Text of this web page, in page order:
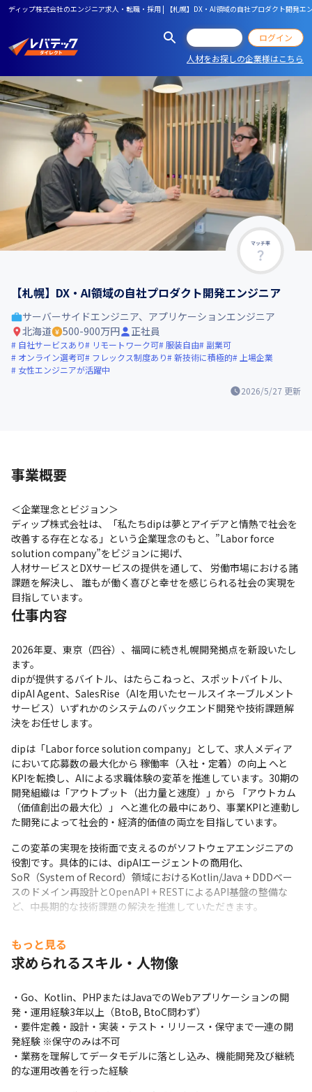
ディップ株式会社のエンジニア求人・転職・採用 | 【札幌】DX・AI領域の自社プロダクト開発エ
ログイン
人材をお探しの企業様はこちら
マッチ率
【札幌】DX・AI領域の自社プロダクト開発エンジニア
2026/5/27 更新
サーバーサイドエンジニア、アプリケーションエンジニア
北海道
500-900万円 正社員
自社サービスあり リモートワーク可 服装自由
副業可
オンライン選考可
フレックス制度あり 新技術に積極的
上場企業
女性エンジニアが活躍中
事業概要
＜企業理念とビジョン＞
ディップ株式会社は、「私たちdipは夢とアイデアと情熱で社会を
改善する存在となる」という企業理念のもと、”Labor force
solution company”をビジョンに掲げ、
人材サービスとDXサービスの提供を通して、 労働市場における諸
課題を解決し、 誰もが働く喜びと幸せを感じられる社会の実現を
目指しています。
仕事内容
2026年夏、東京（四谷）、福岡に続き札幌開発拠点を新設いたし
ます。
dipが提供するバイトル、はたらこねっと、スポットバイトル、
dipAI Agent、SalesRise（AIを用いたセールスイネーブルメント
サービス）いずれかのシステムのバックエンド開発や技術課題解
決をお任せします。
dipは「Labor force solution company」として、求人メディア
において応募数の最大化から 稼働率（入社・定着）の向上 へと
KPIを転換し、AIによる求職体験の変革を推進しています。30期の
開発組織は「アウトプット（出力量と速度）」から 「アウトカム
（価値創出の最大化）」 へと進化の最中にあり、事業KPIと連動し
た開発によって社会的・経済的価値の両立を目指しています。
この変革の実現を技術面で支えるのがソフトウェアエンジニアの
役割です。具体的には、dipAIエージェントの商用化、
SoR（System of Record）領域におけるKotlin/Java + DDDベー
スのドメイン再設計とOpenAPI + RESTによるAPI基盤の整備な
ど、中長期的な技術課題の解決を推進していただきます。
きる「実装責任を持てるエンジニア」を求めています。
【具体的な業務内容】
計、開発、レビュー、リリース
・先輩エンジニアと連携したドメインモデリングへの参加、デー
タモデル設計、API設計（OpenAPI + REST）
・チーム内の技術的な課題発見、解決策の提案・実行
・担当領域に関する仕様確認、技術的調査を含めた問い合わせ対
応
もっと見る
求められるスキル・人物像
・Go、Kotlin、PHPまたはJavaでのWebアプリケーションの開
発・運用経験3年以上（BtoB, BtoC問わず）
・要件定義・設計・実装・テスト・リリース・保守まで一連の開
発経験 ※保守のみは不可
・業務を理解してデータモデルに落とし込み、機能開発及び継続
的な運用改善を行った経験